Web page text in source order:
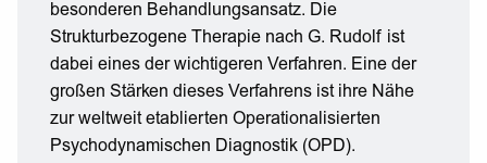
besonderen Behandlungsansatz. Die
Strukturbezogene Therapie nach G. Rudolf ist
dabei eines der wichtigeren Verfahren. Eine der
großen Stärken dieses Verfahrens ist ihre Nähe
zur weltweit etablierten Operationalisierten
Psychodynamischen Diagnostik (OPD).